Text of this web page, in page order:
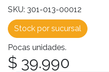
SKU: 301-013-00012
Stock por sucursal
Pocas unidades.
$ 39.990